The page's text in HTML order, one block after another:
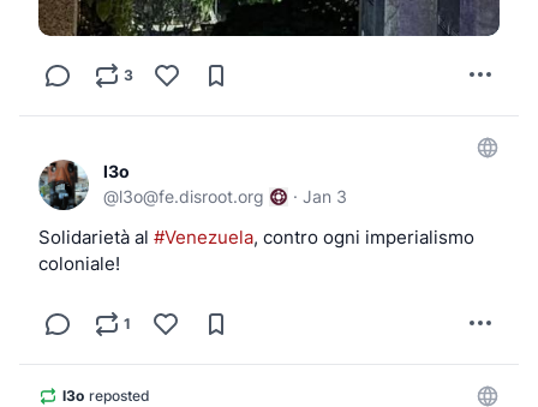
3
l3o
@l3o@fe.disroot.org · Jan 3
Solidarietà al #Venezuela, contro ogni imperialismo
coloniale!
1
l3o reposted